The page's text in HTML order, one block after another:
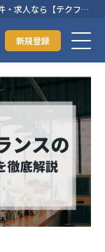
・求人なら【テクフ
新規登録